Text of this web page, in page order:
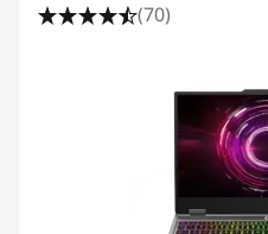
(70)